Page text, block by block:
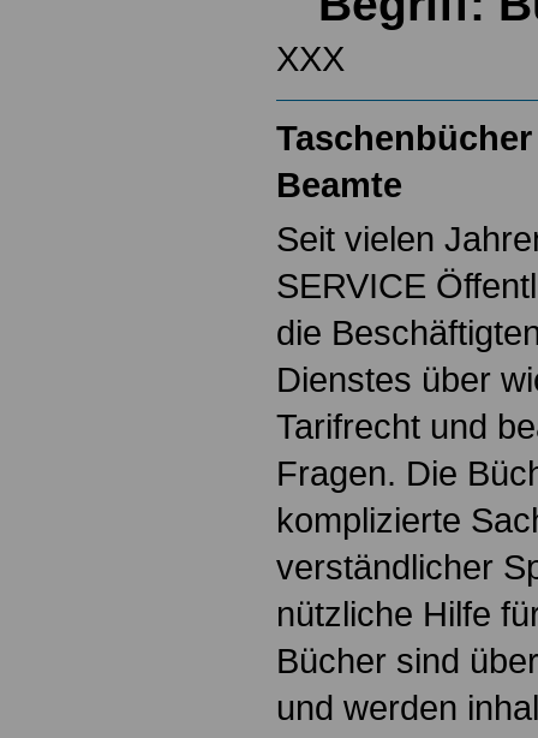
XXX
Beamte
Seit vielen
SERVICE
die
Dienstes über
Tarifrecht und
Fragen. Die
komplizierte
verständlicher
nützliche Hilfe
Bücher sind
und werden